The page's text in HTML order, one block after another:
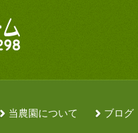
当農園について ブログ